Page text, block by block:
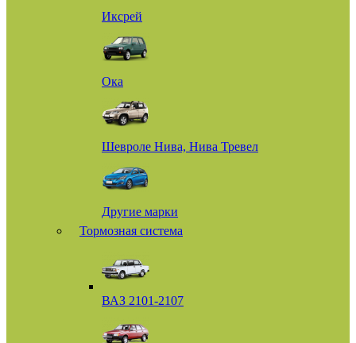
Иксрей
Ока
Шевроле Нива, Нива Тревел
Другие марки
Тормозная система
ВАЗ 2101-2107